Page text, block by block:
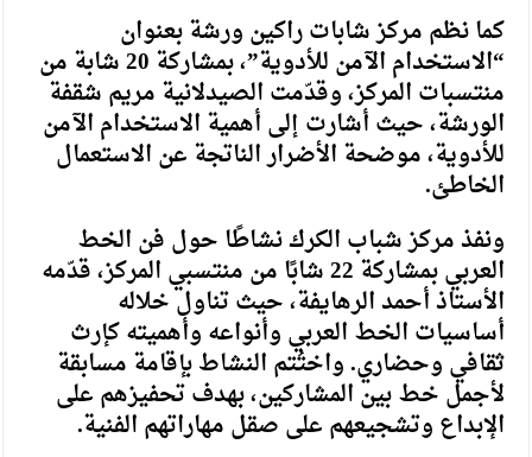
كما نظم مركز شابات راكين ورشة بعنوان
“الاستخدام الآمن للأدوية”، بمشاركة 20 شابة من
منتسبات المركز، وقدّمت الصيدلانية مريم شقفة
الورشة، حيث أشارت إلى أهمية الاستخدام الآمن
للأدوية، موضحة الأضرار الناتجة عن الاستعمال
الخاطئ.
ونفذ مركز شباب الكرك نشاطًا حول فن الخط
العربي بمشاركة 22 شابًا من منتسبي المركز، قدّمه
الأستاذ أحمد الرهايفة، حيث تناول خلاله
أساسيات الخط العربي وأنواعه وأهميته كإرث
ثقافي وحضاري. واختُتم النشاط بإقامة مسابقة
لأجمل خط بين المشاركين، بهدف تحفيزهم على
الإبداع وتشجيعهم على صقل مهاراتهم الفنية.